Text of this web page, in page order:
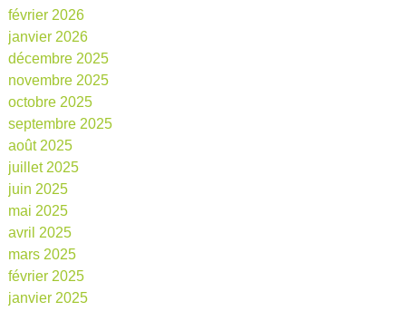
février 2026
janvier 2026
décembre 2025
novembre 2025
octobre 2025
septembre 2025
août 2025
juillet 2025
juin 2025
mai 2025
avril 2025
mars 2025
février 2025
janvier 2025